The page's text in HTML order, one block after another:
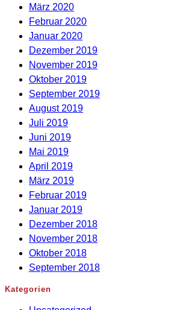
März 2020
Februar 2020
Januar 2020
Dezember 2019
November 2019
Oktober 2019
September 2019
August 2019
Juli 2019
Juni 2019
Mai 2019
April 2019
März 2019
Februar 2019
Januar 2019
Dezember 2018
November 2018
Oktober 2018
September 2018
Kategorien